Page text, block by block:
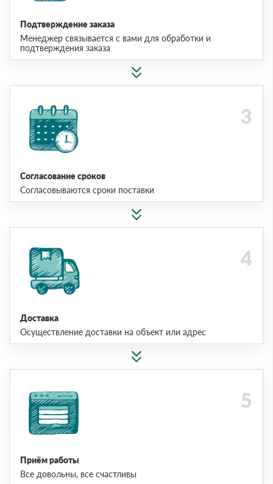
Подтверждение заказа
Менеджер связывается с вами для обработки и
подтверждения заказа
Согласование сроков
Согласовываются сроки поставки
Доставка
Осуществление доставки на объект или адрес
Приём работы
Все довольны, все счастливы